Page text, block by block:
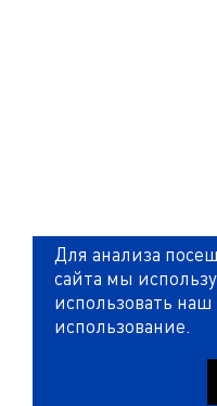
Для анализа
сайта мы
использовать наш
использование.